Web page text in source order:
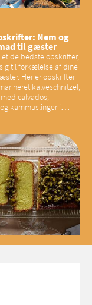
Nem og
til gæster
de bedste opskrifter,
til forkælelse af dine
Her er opskrifter
kalveschnitzel,
calvados,
kammuslinger i